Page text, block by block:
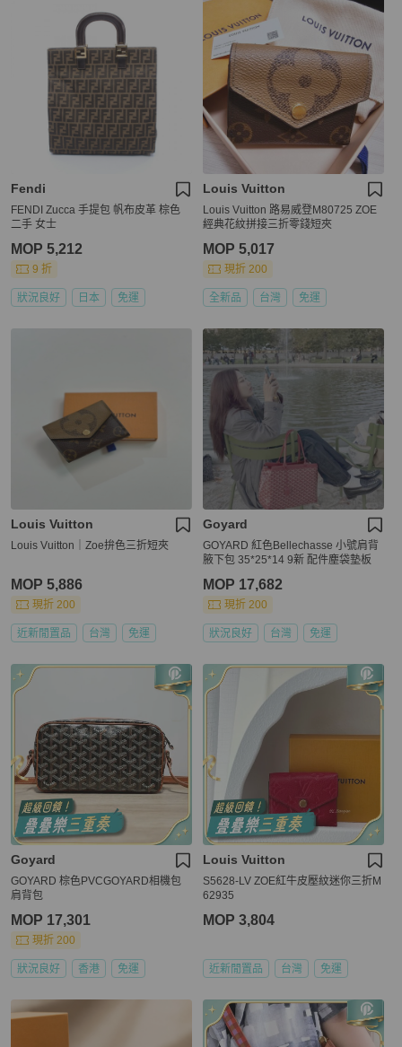
Fendi
FENDI Zucca 手提包 帆布皮革 棕色
二手 女士
MOP 5,212
9 折
狀況良好 日本 免運
Louis Vuitton
Louis Vuitton 路易威登M80725 ZOE
經典花紋拼接三折零錢短夾
MOP 5,017
現折 200
全新品 台灣 免運
Louis Vuitton
Louis Vuitton｜Zoe拚色三折短夾
MOP 5,886
現折 200
近新閒置品 台灣 免運
Goyard
GOYARD 紅色Bellechasse 小號肩背
腋下包 35*25*14 9新 配件塵袋墊板
MOP 17,682
現折 200
狀況良好 台灣 免運
Goyard
GOYARD 棕色PVCGOYARD相機包
肩背包
MOP 17,301
現折 200
狀況良好 香港 免運
Louis Vuitton
S5628-LV ZOE紅牛皮壓紋迷你三折M
62935
MOP 3,804
近新閒置品 台灣 免運